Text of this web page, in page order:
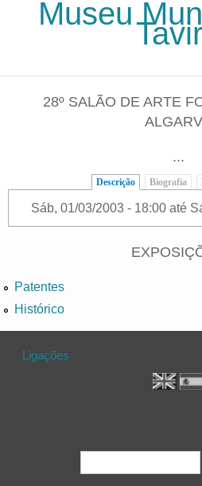
Passar para o conteúdo principal
Museu
28º SALÃO DE ARTE
...
Descrição (separador
Biografia
Sáb, 01/03/2003 - 18:00 até
Patentes
Histórico
Ligações
Formulário de procura